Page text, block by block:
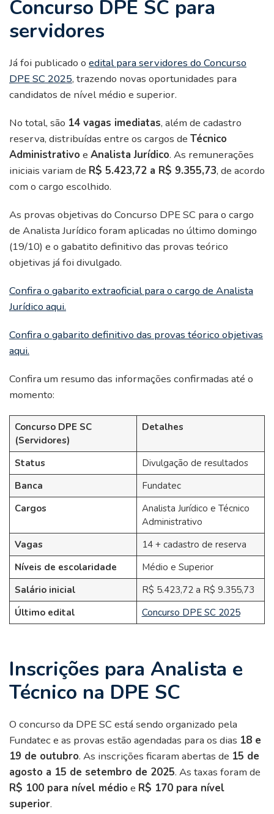
Concurso DPE SC para
servidores
Já foi publicado o edital para servidores do Concurso
DPE SC 2025, trazendo novas oportunidades para
candidatos de nível médio e superior.
No total, são 14 vagas imediatas, além de cadastro
reserva, distribuídas entre os cargos de Técnico
Administrativo e Analista Jurídico. As remunerações
iniciais variam de R$ 5.423,72 a R$ 9.355,73, de acordo
com o cargo escolhido.
As provas objetivas do Concurso DPE SC para o cargo
de Analista Jurídico foram aplicadas no último domingo
(19/10) e o gabatito definitivo das provas teórico
objetivas já foi divulgado.
Confira o gabarito extraoficial para o cargo de Analista
Jurídico aqui.
Confira o gabarito definitivo das provas téorico objetivas
aqui.
Confira um resumo das informações confirmadas até o
momento:
Concurso DPE SC
(Servidores)
Detalhes
Status
Divulgação de resultados
Banca
Fundatec
Cargos
Analista Jurídico e Técnico
Administrativo
Vagas
14 + cadastro de reserva
Níveis de escolaridade
Médio e Superior
Salário inicial
R$ 5.423,72 a R$ 9.355,73
Último edital
Concurso DPE SC 2025
Inscrições para Analista e
Técnico na DPE SC
O concurso da DPE SC está sendo organizado pela
Fundatec e as provas estão agendadas para os dias 18 e
19 de outubro. As inscrições ficaram abertas de 15 de
agosto a 15 de setembro de 2025. As taxas foram de
R$ 100 para nível médio e R$ 170 para nível
superior.